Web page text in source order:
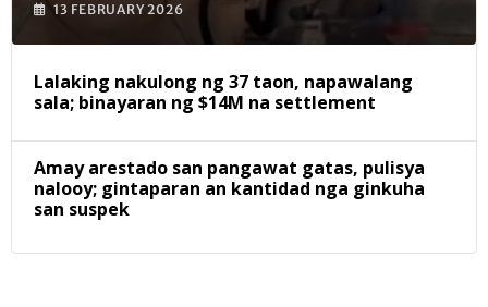
13 FEBRUARY 2026
Lalaking nakulong ng 37 taon, napawalang
sala; binayaran ng $14M na settlement
Amay arestado san pangawat gatas, pulisya
nalooy; gintaparan an kantidad nga ginkuha
san suspek